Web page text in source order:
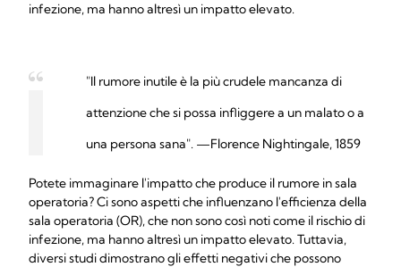
infezione, ma hanno altresì un impatto elevato.
"Il rumore inutile è la più crudele mancanza di
attenzione che si possa infliggere a un malato o a
una persona sana". —Florence Nightingale, 1859
Potete immaginare l'impatto che produce il rumore in sala
operatoria? Ci sono aspetti che influenzano l'efficienza della
sala operatoria (OR), che non sono così noti come il rischio di
infezione, ma hanno altresì un impatto elevato. Tuttavia,
diversi studi dimostrano gli effetti negativi che possono